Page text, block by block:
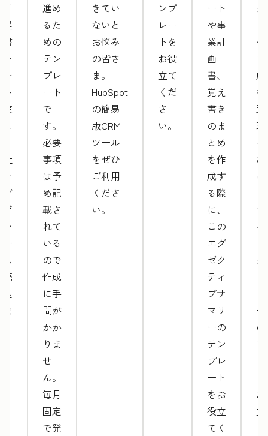
提
書
使
社
ブ
ザ
ー
売
進め
るた
めの
テン
プレ
ート
で
す。
必要
事項
は予
め記
載さ
れて
いる
ので
作成
に手
間が
かか
りま
せ
ん。
毎月
固定
で発
きてい
ないと
お悩み
の皆さ
ま。
HubSpot
の簡易
版CRM
ツール
をぜひ
ご利用
くださ
い。
ンプ
レー
トを
お役
立て
くだ
さ
い。
ート
や事
業計
画
書、
覚え
書き
のま
とめ
を作
成す
る際
に、
この
エグ
ゼク
ティ
ブサ
マリ
ーの
テン
プレ
ート
をお
役立
てく
理
め